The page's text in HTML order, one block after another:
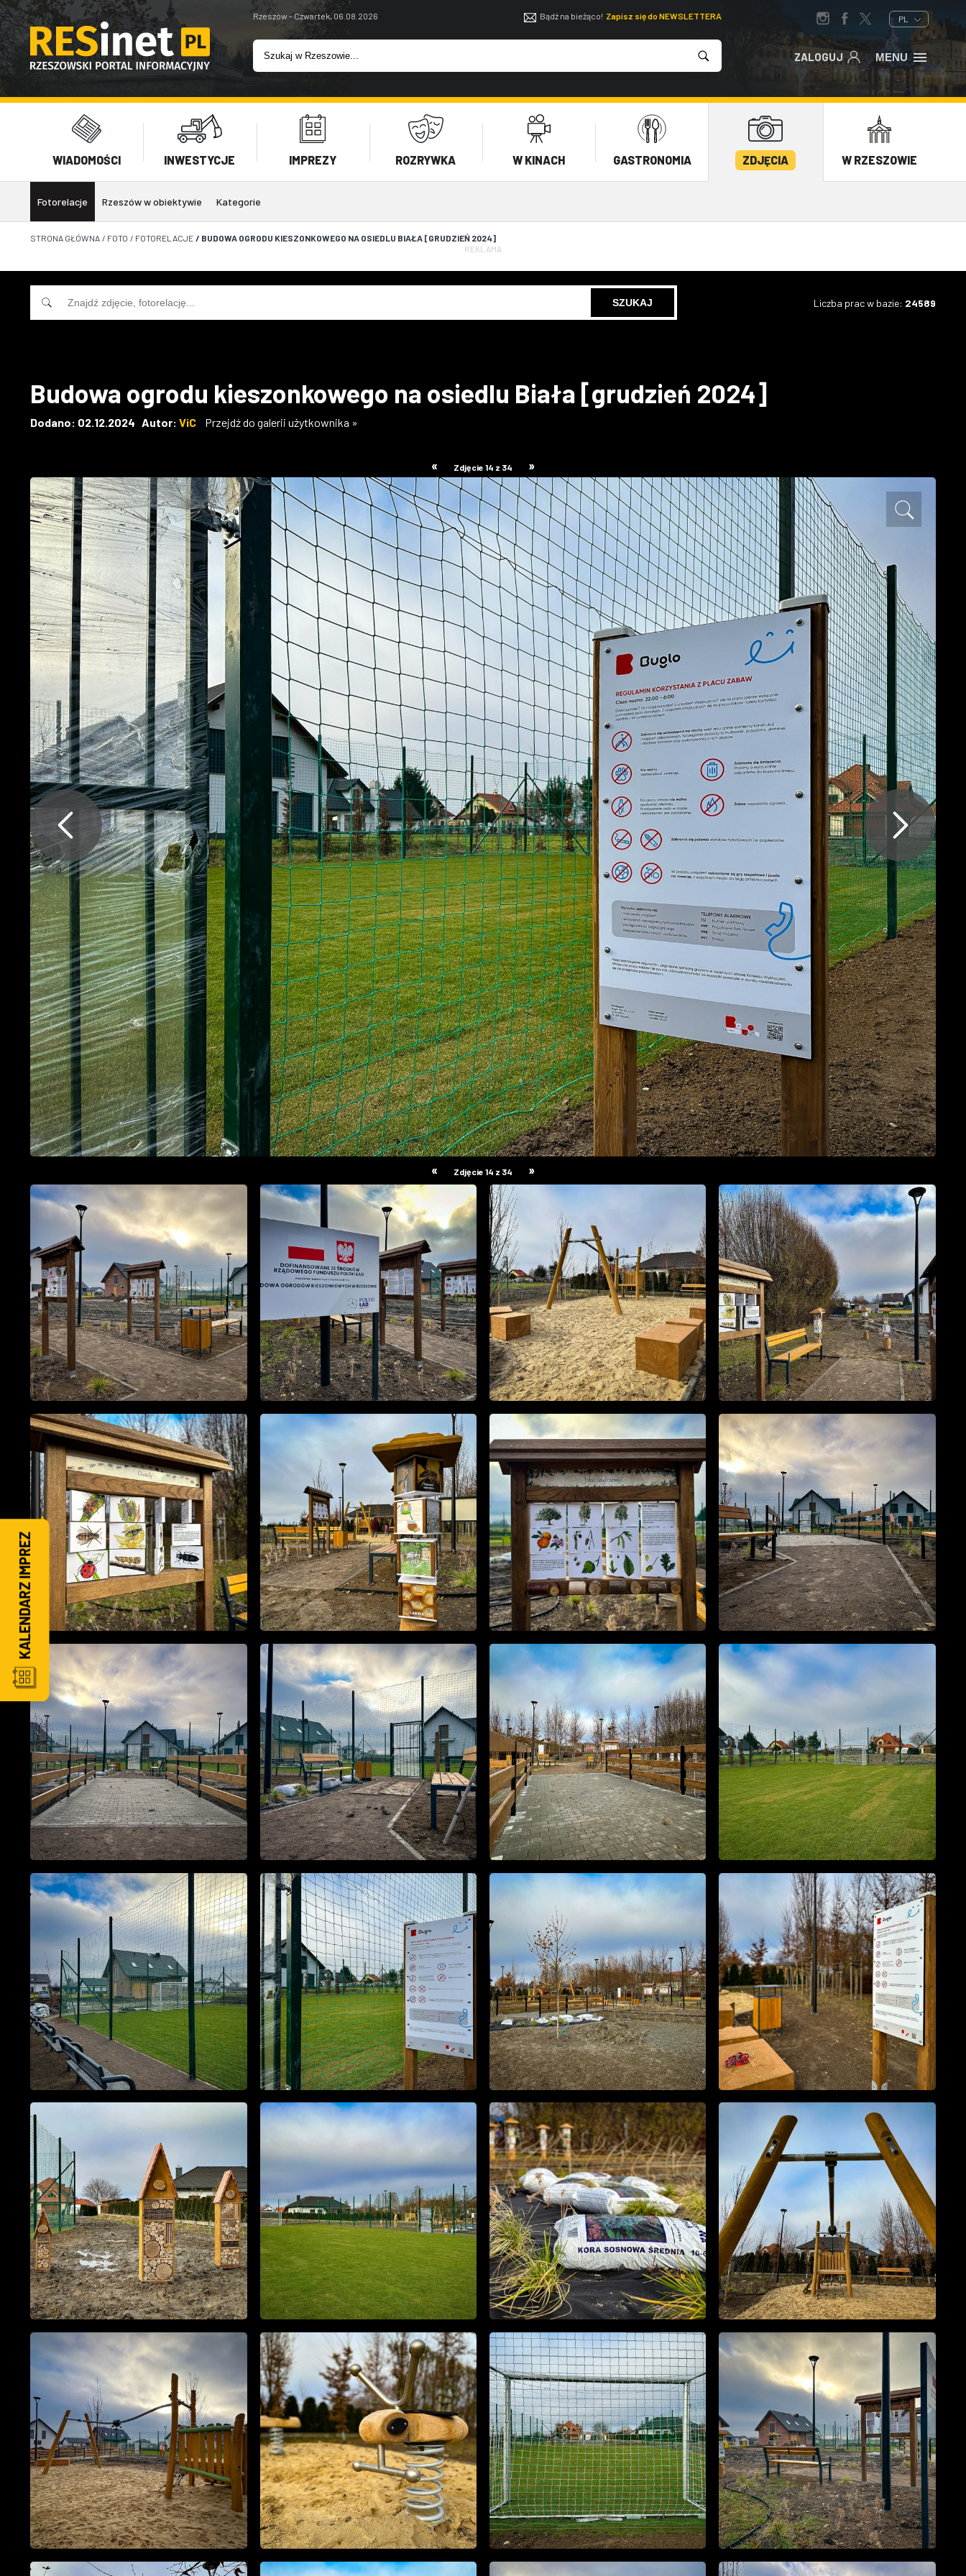
Rzeszów - Czwartek, 06.08.2026 Bądź na bieżąco! Zapisz się do NEWSLETTERA PL
ZALOGUJ MENU
WIADOMOŚCI INWESTYCJE IMPREZY ROZRYWKA W KINACH GASTRONOMIA ZDJĘCIA W RZESZOWIE
Fotorelacje Rzeszów w obiektywie Kategorie
STRONA GŁÓWNA / FOTO / FOTORELACJE / BUDOWA OGRODU KIESZONKOWEGO NA OSIEDLU BIAŁA [GRUDZIEŃ 2024]
REKLAMA
Liczba prac w bazie: 24589
Budowa ogrodu kieszonkowego na osiedlu Biała [grudzień 2024]
Dodano: 02.12.2024 Autor: ViC Przejdź do galerii użytkownika »
« Zdjęcie 14 z 34 »
« Zdjęcie 14 z 34 »
KALENDARZ IMPREZ